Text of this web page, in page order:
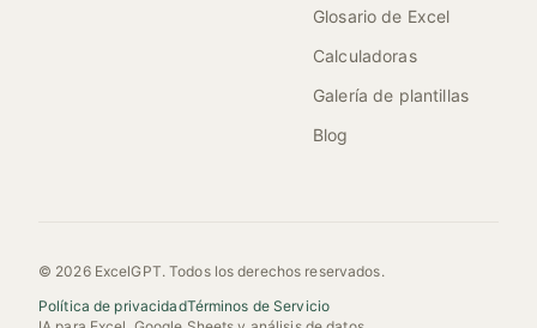
Glosario de Excel
Calculadoras
Galería de plantillas
Blog
© 2026 ExcelGPT. Todos los derechos reservados.
Política de privacidadTérminos de Servicio